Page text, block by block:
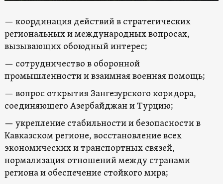
— координация действий в стратегических
региональных и международных вопросах,
вызывающих обоюдный интерес;
— сотрудничество в оборонной
промышленности и взаимная военная помощь;
— вопрос открытия Зангезурского коридора,
соединяющего Азербайджан и Турцию;
— укрепление стабильности и безопасности в
Кавказском регионе, восстановление всех
экономических и транспортных связей,
нормализация отношений между странами
региона и обеспечение стойкого мира;